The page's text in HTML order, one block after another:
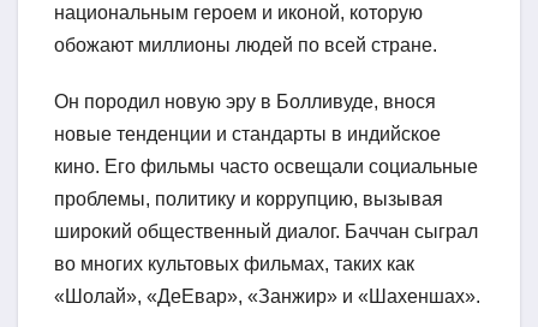
национальным героем и иконой, которую
обожают миллионы людей по всей стране.
Он породил новую эру в Болливуде, внося
новые тенденции и стандарты в индийское
кино. Его фильмы часто освещали социальные
проблемы, политику и коррупцию, вызывая
широкий общественный диалог. Баччан сыграл
во многих культовых фильмах, таких как
«Шолай», «ДеЕвар», «Занжир» и «Шахеншах».